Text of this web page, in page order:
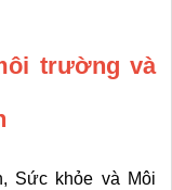
trường và
Sức khỏe và Môi